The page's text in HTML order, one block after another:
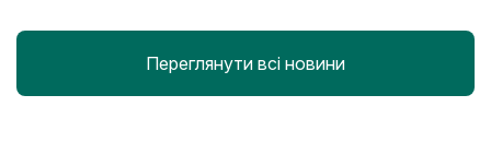
Переглянути всі новини